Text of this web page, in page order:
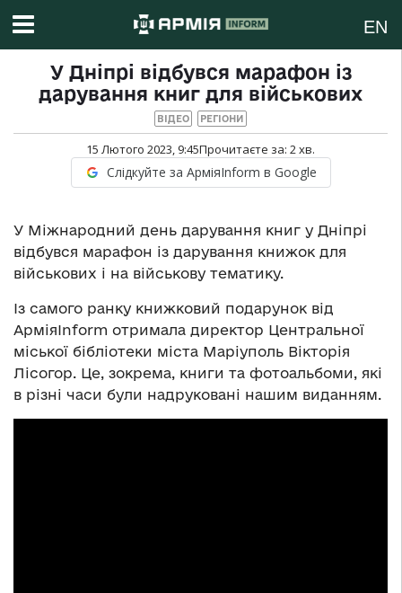
EN
У Дніпрі відбувся марафон із
дарування книг для військових
ВІДЕО РЕГІОНИ
15 Лютого 2023, 9:45Прочитаєте за: 2хв.
Слідкуйте за АрміяInform в Google
У Міжнародний день дарування книг у Дніпрі
відбувся марафон із дарування книжок для
військових і на військову тематику.
Із самого ранку книжковий подарунок від
АрміяInform отримала директор Центральної
міської бібліотеки міста Маріуполь Вікторія
Лісогор. Це, зокрема, книги та фотоальбоми, які
в різні часи були надруковані нашим виданням.